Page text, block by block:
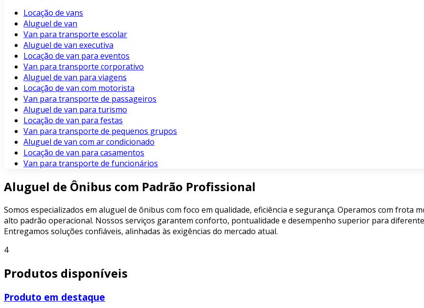
Locação de vans
Aluguel de van
Van para transporte escolar
Aluguel de van executiva
Locação de van para eventos
Van para transporte corporativo
Aluguel de van para viagens
Locação de van com motorista
Van para transporte de passageiros
Aluguel de van para turismo
Locação de van para festas
Van para transporte de pequenos grupos
Aluguel de van com ar condicionado
Locação de van para casamentos
Van para transporte de funcionários
Aluguel de Ônibus com Padrão Profissional
Somos especializados em aluguel de ônibus com foco em qualidade, eficiência e segurança. Operamos com frota
alto padrão operacional. Nossos serviços garantem conforto, pontualidade e desempenho superior para
Entregamos soluções confiáveis, alinhadas às exigências do mercado atual.
4
Produtos disponíveis
Produto em destaque